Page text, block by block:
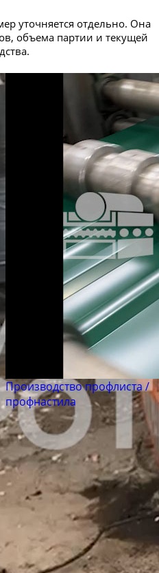
уточняется отдельно. Она
объема партии и текущей
Производство профлиста /
профнастила